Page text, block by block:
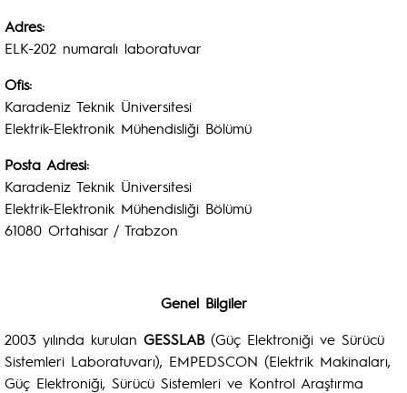
Adres:
ELK-202 numaralı laboratuvar
Ofis:
Karadeniz Teknik Üniversitesi
Elektrik-Elektronik Mühendisliği Bölümü
Posta Adresi:
Karadeniz Teknik Üniversitesi
Elektrik-Elektronik Mühendisliği Bölümü
61080 Ortahisar / Trabzon
Genel Bilgiler
2003 yılında kurulan GESSLAB(Güç Elektroniği ve Sürücü
Sistemleri Laboratuvarı), EMPEDSCON (Elektrik Makinaları,
Güç Elektroniği, Sürücü Sistemleri ve Kontrol Araştırma